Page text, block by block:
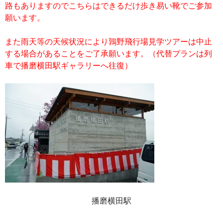
路もありますのでこちらはできるだけ歩き易い靴でご参加
願います。
また雨天等の天候状況により鶉野飛行場見学ツアーは中止
する場合があることをご了承願います。（代替プランは列
車で播磨横田駅ギャラリーへ往復）
播磨横田駅